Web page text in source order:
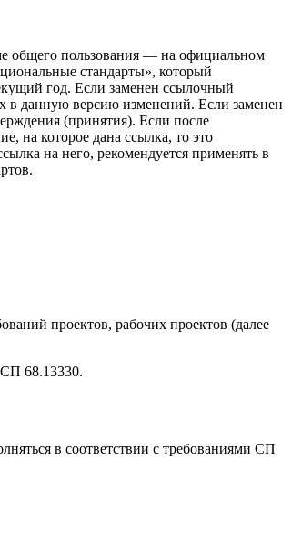
общего пользования — на официальном
стандарты», который
год. Если заменен ссылочный
в данную версию изменений. Если заменен
(принятия). Если после
на которое дана ссылка, то это
на него, рекомендуется применять в
проектов, рабочих проектов (далее
СП 68.13330.
в соответствии с требованиями СП